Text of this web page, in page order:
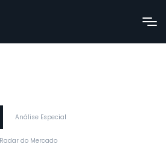
Análise Especial
Radar do Mercado